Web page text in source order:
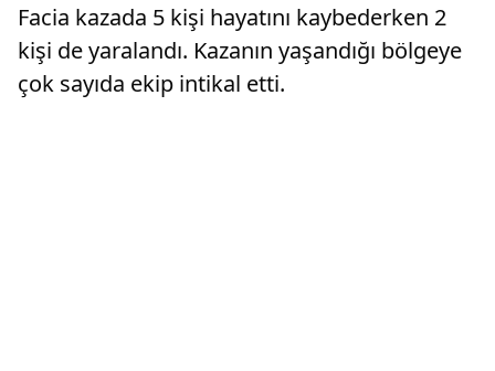
Facia kazada 5 kişi hayatını kaybederken 2
kişi de yaralandı. Kazanın yaşandığı bölgeye
çok sayıda ekip intikal etti.